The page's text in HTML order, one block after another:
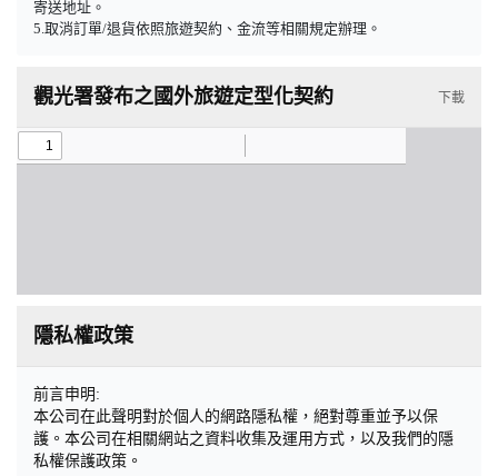
寄送地址。
5.取消訂單/退貨依照旅遊契約、金流等相關規定辦理。
觀光署發布之國外旅遊定型化契約 下載
隱私權政策
前言申明:
本公司在此聲明對於個人的網路隱私權，絕對尊重並予以保
護。本公司在相關網站之資料收集及運用方式，以及我們的隱
私權保護政策。